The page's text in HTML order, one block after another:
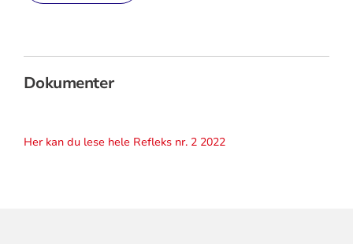
Dokumenter
Her kan du lese hele Refleks nr. 2 2022